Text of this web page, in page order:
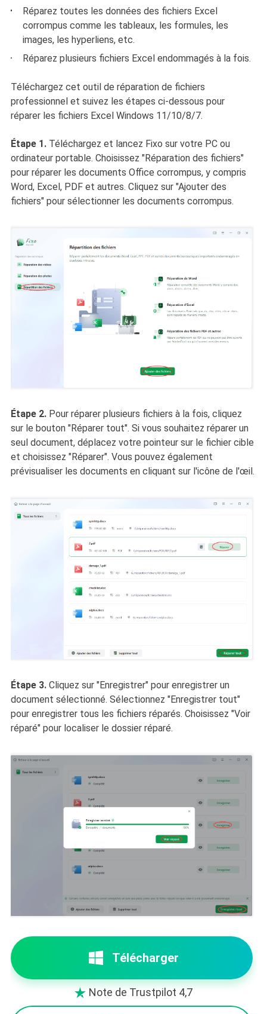
Réparez toutes les données des fichiers Excel
corrompus comme les tableaux, les formules, les
images, les hyperliens, etc.
Réparez plusieurs fichiers Excel endommagés à la fois.
Téléchargez cet outil de réparation de fichiers
professionnel et suivez les étapes ci-dessous pour
réparer les fichiers Excel Windows 11/10/8/7.
Étape 1. Téléchargez et lancez Fixo sur votre PC ou
ordinateur portable. Choisissez "Réparation des fichiers"
pour réparer les documents Office corrompus, y compris
Word, Excel, PDF et autres. Cliquez sur "Ajouter des
fichiers" pour sélectionner les documents corrompus.
Étape 2. Pour réparer plusieurs fichiers à la fois, cliquez
sur le bouton "Réparer tout". Si vous souhaitez réparer un
seul document, déplacez votre pointeur sur le fichier cible
et choisissez "Réparer". Vous pouvez également
prévisualiser les documents en cliquant sur l'icône de l'œil.
Étape 3.Cliquez sur "Enregistrer" pour enregistrer un
document sélectionné. Sélectionnez "Enregistrer tout"
pour enregistrer tous les fichiers réparés. Choisissez "Voir
réparé" pour localiser le dossier réparé.
Télécharger
 Note de Trustpilot 4,7